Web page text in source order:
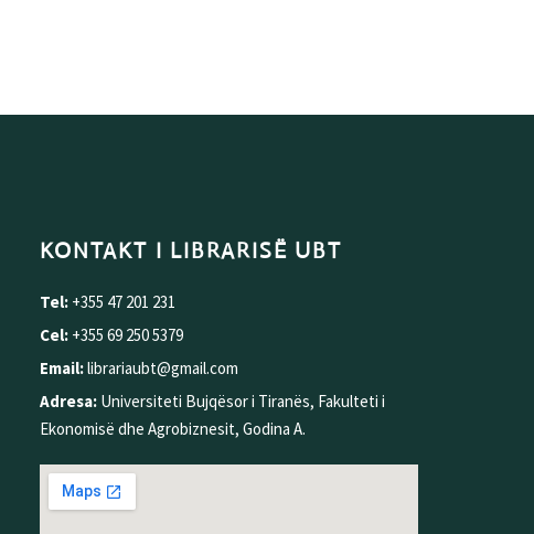
KONTAKT I LIBRARISË UBT
Tel: +355 47 201 231
Cel: +355 69 250 5379
Email:librariaubt@gmail.com
Adresa: Universiteti Bujqësor i Tiranës, Fakulteti i
Ekonomisë dhe Agrobiznesit, Godina A.